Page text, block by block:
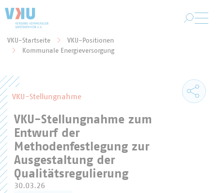
Sie befinden sich hier:
VKU-Startseite
VKU-Positionen
Kommunale Energieversorgung
VKU-Stellungnahme
VKU-Stellungnahme zum
Entwurf der
Methodenfestlegung zur
Ausgestaltung der
Qualitätsregulierung
30.03.26